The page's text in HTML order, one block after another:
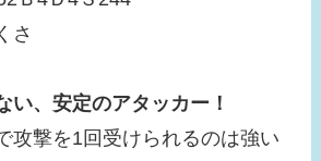
さ
い、安定のアタッカー！
攻撃を1回受けられるのは強い